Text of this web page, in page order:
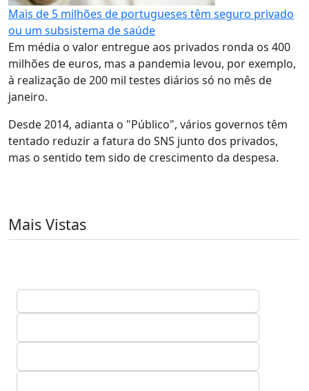
Mais de 5 milhões de portugueses têm seguro privado
ou um subsistema de saúde
Em média o valor entregue aos privados ronda os 400
milhões de euros, mas a pandemia levou, por exemplo,
à realização de 200 mil testes diários só no mês de
janeiro.
Desde 2014, adianta o "Público", vários governos têm
tentado reduzir a fatura do SNS junto dos privados,
mas o sentido tem sido de crescimento da despesa.
Mais Vistas